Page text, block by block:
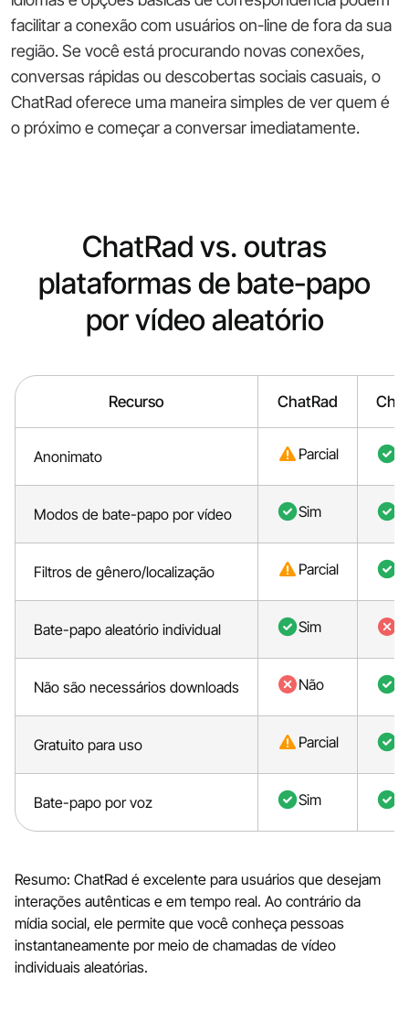
facilitar a conexão com usuários on-line de fora da sua
região. Se você está procurando novas conexões,
conversas rápidas ou descobertas sociais casuais, o
ChatRad oferece uma maneira simples de ver quem é
o próximo e começar a conversar imediatamente.
ChatRad vs. outras
plataformas de bate-papo
por vídeo aleatório
Recurso ChatRad
Anonimato Parcial
Modos de bate-papo por vídeo Sim
Filtros de gênero/localização Parcial
Bate-papo aleatório individual Sim
Não são necessários downloads Não
Gratuito para uso Parcial
Bate-papo por voz Sim
Resumo: ChatRad é excelente para usuários que desejam
interações autênticas e em tempo real. Ao contrário da
mídia social, ele permite que você conheça pessoas
instantaneamente por meio de chamadas de vídeo
individuais aleatórias.